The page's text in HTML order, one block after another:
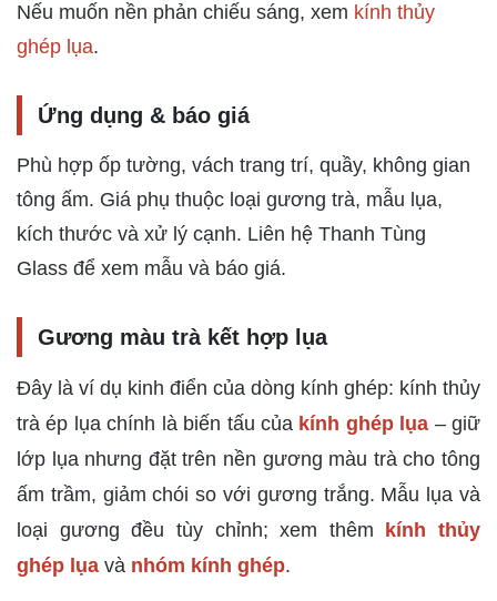
Nếu muốn nền phản chiếu sáng, xem kính thủy
ghép lụa.
Ứng dụng & báo giá
Phù hợp ốp tường, vách trang trí, quầy, không gian
tông ấm. Giá phụ thuộc loại gương trà, mẫu lụa,
kích thước và xử lý cạnh. Liên hệ Thanh Tùng
Glass để xem mẫu và báo giá.
Gương màu trà kết hợp lụa
Đây là ví dụ kinh điển của dòng kính ghép: kính thủy
trà ép lụa chính là biến tấu của kính ghép lụa – giữ
lớp lụa nhưng đặt trên nền gương màu trà cho tông
ấm trầm, giảm chói so với gương trắng. Mẫu lụa và
loại gương đều tùy chỉnh; xem thêm
kính thủy
ghép lụa và nhóm kính ghép.